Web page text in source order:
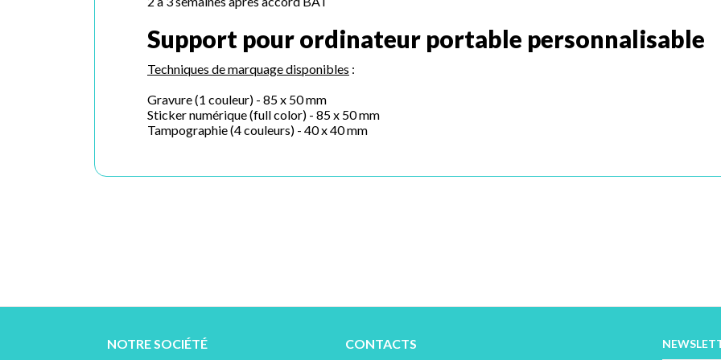
Support pour ordinateur portable personnalisable
Techniques de marquage disponibles :
Gravure (1 couleur) - 85 x 50 mm
Sticker numérique (full color) - 85 x 50 mm
Tampographie (4 couleurs) - 40 x 40 mm
NOTRE SOCIÉTÉ CONTACTS